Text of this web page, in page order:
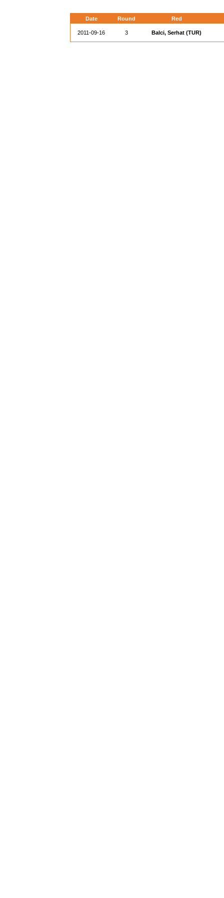
Date Round Red
2011-09-16 3 Balci, Serhat (TUR)